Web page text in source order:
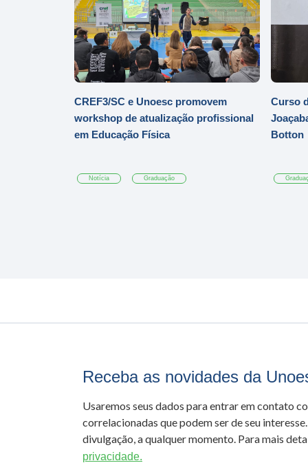
CREF3/SC e Unoesc promovem
workshop de atualização profissional
em Educação Física
Notícia Graduação
Curso
Botton
Receba as novidades da
Usaremos seus dados para entrar em contato
correlacionadas que podem ser de seu
divulgação, a qualquer momento. Para mais
privacidade.